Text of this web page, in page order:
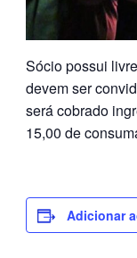
Sócio possui
devem ser
será cobrado
15,00 de
Adicionar